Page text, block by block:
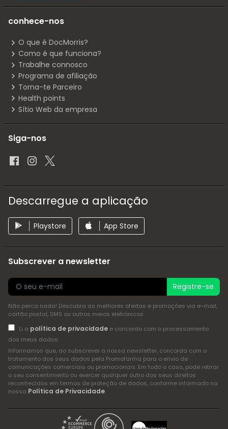
conhece-nos
O que é DocMorris?
Como é que funciona?
Trabalhe connosco
Programa de afiliação
Torna-te Parceiro
Health points
Sítio Web da empresa
Siga-nos
Descarregue a aplicação
Playstore App Store
Subscrever a newsletter
Registre-se
Não perca nada! Descubra as melhores ofertas e promoções via e-mail,
cartão postal, SMS ou outros meios eletrónicos
Li a política de privacidadee concordo com o processamento
dos meus dados
Informamos que, ao subscrever a nossa newsletter, concorda com o
tratamento dos seus dados pela Promofarma para o envio de
comunicações comerciais ou promocionais. Em todo o caso, pode retirar
o seu consentimento ou exercer qualquer outro dos seus direitos
reconhecidos em termos de proteção de dados, conforme informado na
nossa Política de Privacidade.